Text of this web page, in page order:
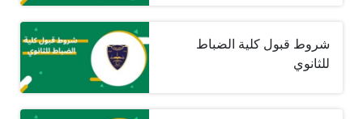
شروط قبول كلية الضباط
للثانوي